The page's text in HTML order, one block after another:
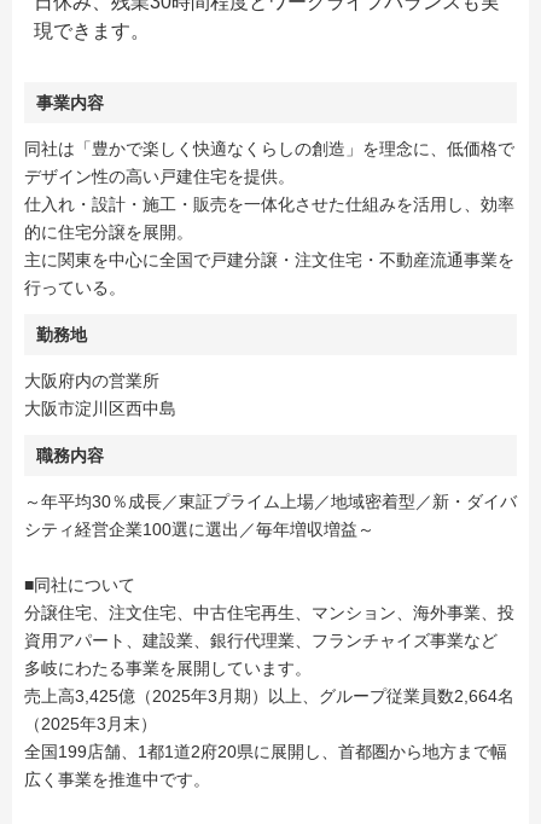
現できます。
事業内容
同社は「豊かで楽しく快適なくらしの創造」を理念に、低価格で
デザイン性の高い戸建住宅を提供。
仕入れ・設計・施工・販売を一体化させた仕組みを活用し、効率
的に住宅分譲を展開。
主に関東を中心に全国で戸建分譲・注文住宅・不動産流通事業を
行っている。
勤務地
大阪府内の営業所
大阪市淀川区西中島
職務内容
～年平均30％成長／東証プライム上場／地域密着型／新・ダイバ
シティ経営企業100選に選出／毎年増収増益～
■同社について
分譲住宅、注文住宅、中古住宅再生、マンション、海外事業、投
資用アパート、建設業、銀行代理業、フランチャイズ事業など
多岐にわたる事業を展開しています。
売上高3,425億（2025年3月期）以上、グループ従業員数2,664名
（2025年3月末）
全国199店舗、1都1道2府20県に展開し、首都圏から地方まで幅
広く事業を推進中です。